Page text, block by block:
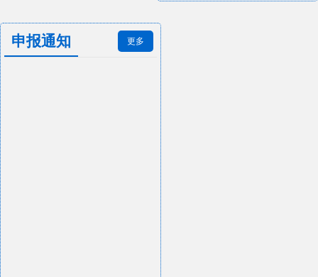
申报通知 更多